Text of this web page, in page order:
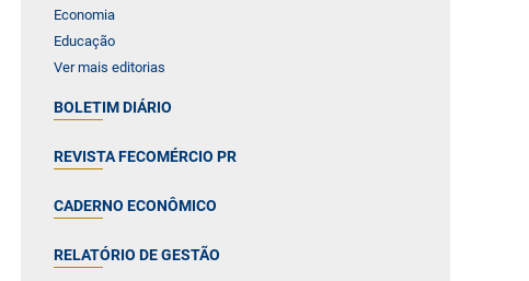
Economia
Educação
Ver mais editorias
BOLETIM DIÁRIO
REVISTA FECOMÉRCIO PR
CADERNO ECONÔMICO
RELATÓRIO DE GESTÃO